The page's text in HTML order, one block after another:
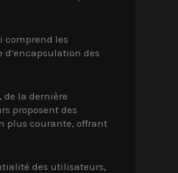
comprend les
d’encapsulation des
la dernière
proposent des
plus courante, offrant
des utilisateurs,